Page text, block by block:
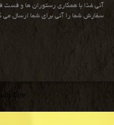
آنی غذا با همكاری رستوران ها و فست
سفارش شما را آنی برای شما ارسال می
Lite